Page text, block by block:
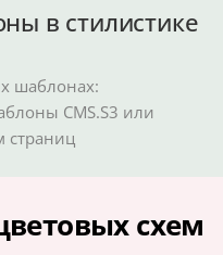
в стилистике
шаблонах:
CMS.S3 или
страниц
схем